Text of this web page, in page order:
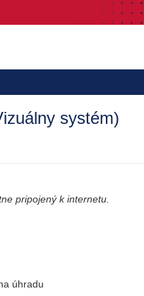
systém)
pripojený k internetu.
úhradu